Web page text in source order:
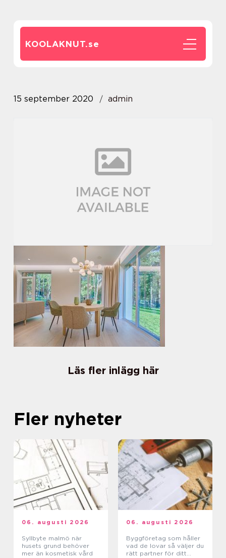
KOOLAKNUT.se
15 september 2020 admin
Läs fler inlägg här
Fler nyheter
06. augusti 2026
Syllbyte malmö när
husets grund behöver
mer än kosmetisk vård
06. augusti 2026
Byggföretag som håller
vad de lovar så väljer du
rätt partner för ditt